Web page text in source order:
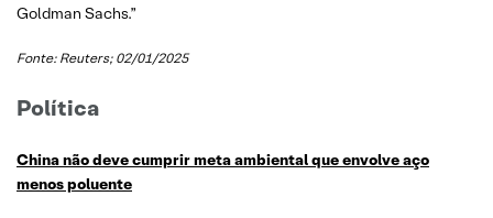
Goldman Sachs.”
Fonte: Reuters; 02/01/2025
Política
China não deve cumprir meta ambiental que envolve aço
menos poluente